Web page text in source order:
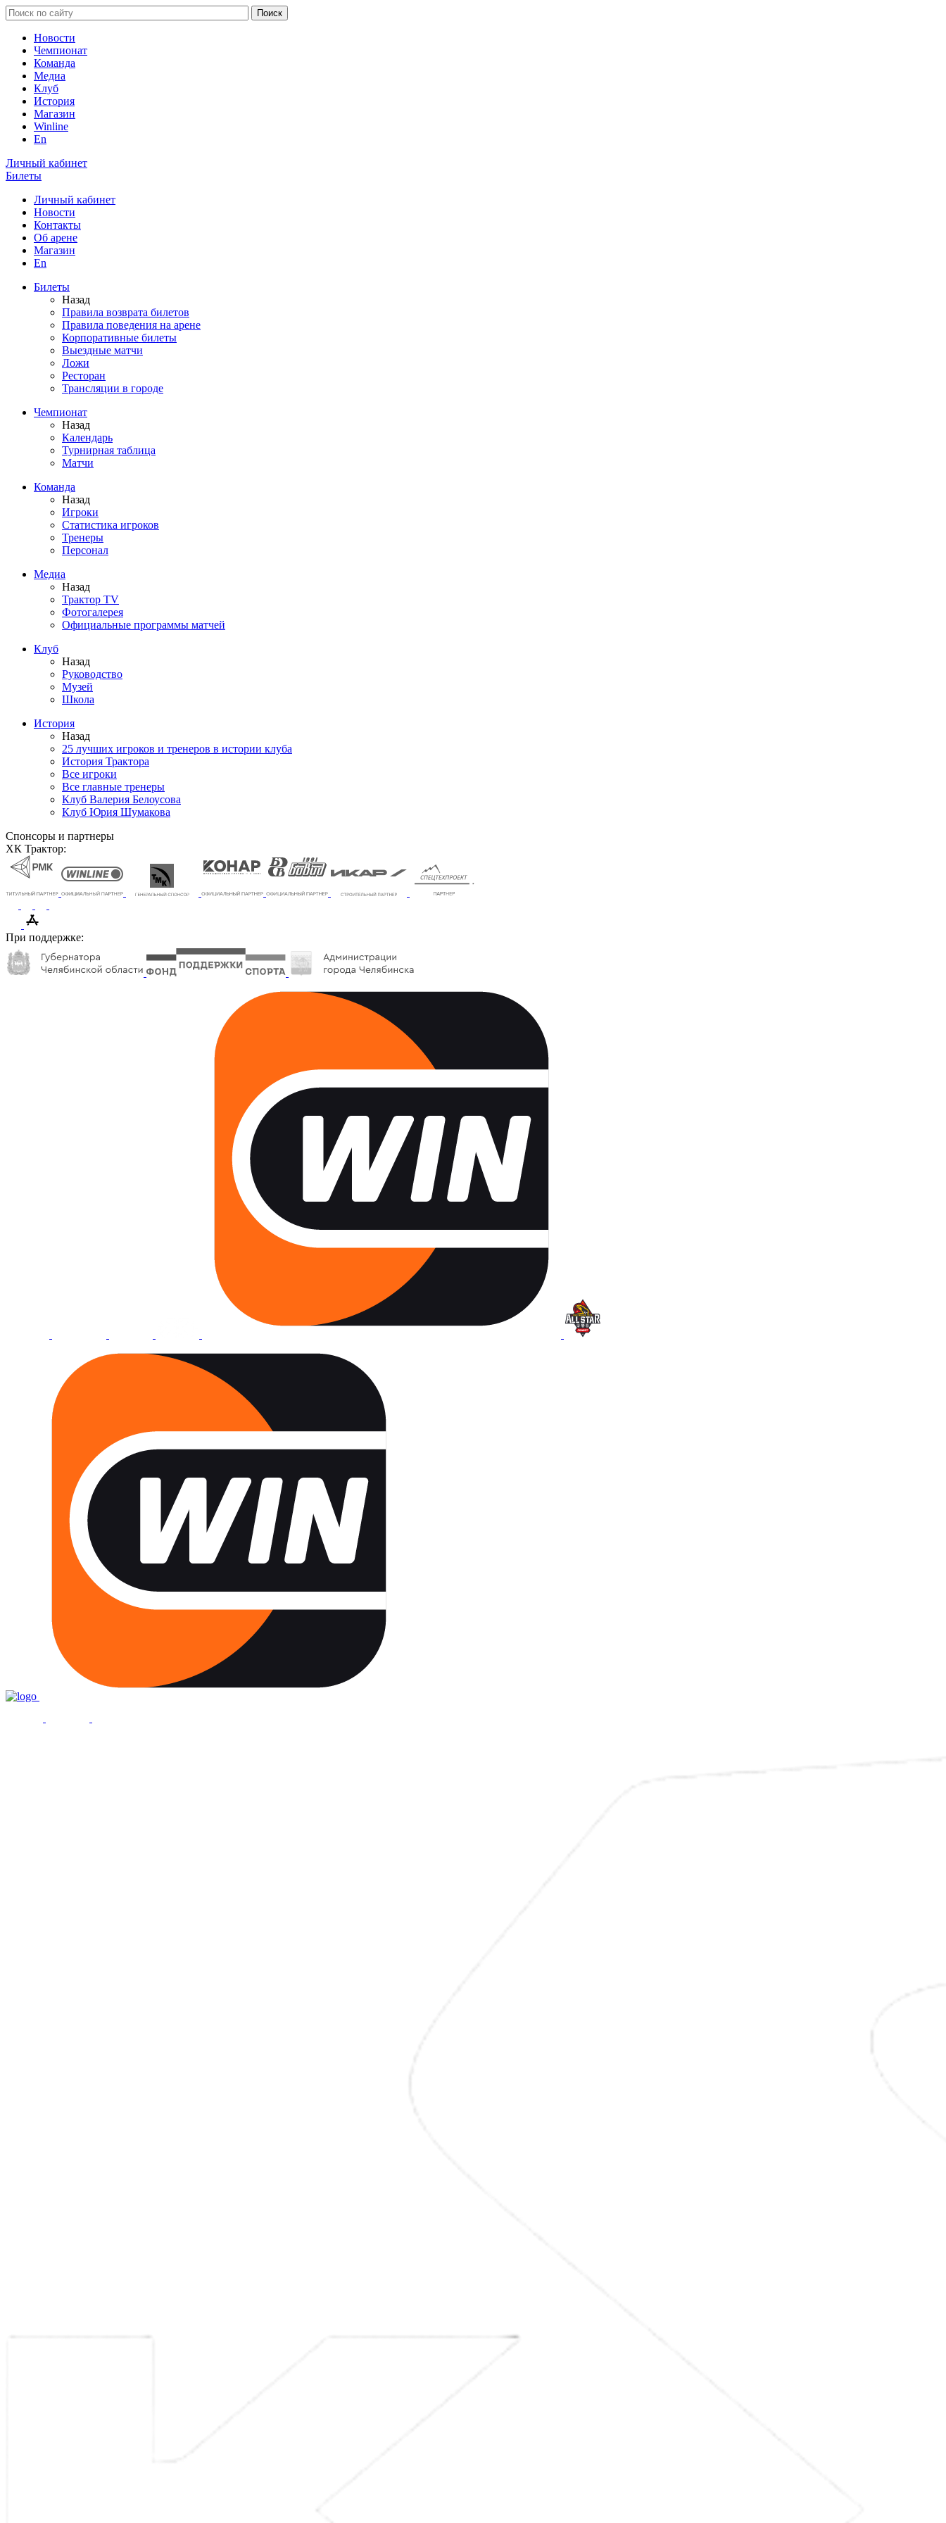
Новости
Чемпионат
Команда
Медиа
Клуб
История
Магазин
Winline
En
Личный кабинет
Билеты
Личный кабинет
Новости
Контакты
Об арене
Магазин
En
Билеты
Назад
Правила возврата билетов
Правила поведения на арене
Корпоративные билеты
Выездные матчи
Ложи
Ресторан
Трансляции в городе
Чемпионат
Назад
Календарь
Турнирная таблица
Матчи
Команда
Назад
Игроки
Статистика игроков
Тренеры
Персонал
Медиа
Назад
Трактор TV
Фотогалерея
Официальные программы матчей
Клуб
Назад
Руководство
Музей
Школа
История
Назад
25 лучших игроков и тренеров в истории клуба
История Трактора
Все игроки
Все главные тренеры
Клуб Валерия Белоусова
Клуб Юрия Шумакова
Спонсоры и партнеры
ХК Трактор:
При поддержке: